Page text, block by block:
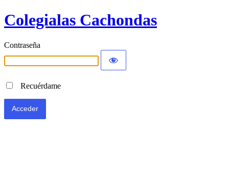
Colegialas Cachondas
Contraseña
Recuérdame